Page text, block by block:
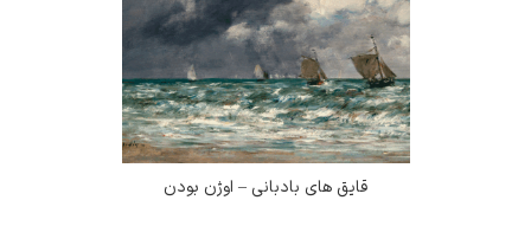
قایق های بادبانی – اوژن بودن